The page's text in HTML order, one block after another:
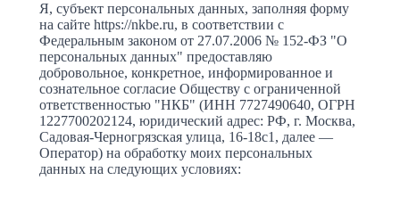
Я, субъект персональных данных, заполняя форму
на сайте https://nkbe.ru, в соответствии с
Федеральным законом от 27.07.2006 № 152-ФЗ "О
персональных данных" предоставляю
добровольное, конкретное, информированное и
сознательное согласие Обществу с ограниченной
ответственностью "НКБ" (ИНН 7727490640, ОГРН
1227700202124, юридический адрес: РФ, г. Москва,
Садовая-Черногрязская улица, 16-18с1, далее —
Оператор) на обработку моих персональных
данных на следующих условиях: